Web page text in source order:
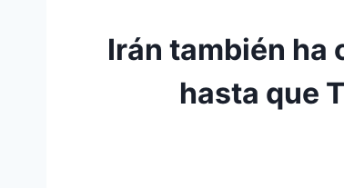
Irán también ha
hasta que